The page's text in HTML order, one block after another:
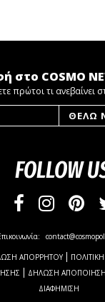
στο COSMO
πρώτοι τι
FOLLOW
ΑΠΟΡΡΗΤΟΥ
ΔΗΛΩΣΗ
ΔΙΑΦΗΜΙΣΗ